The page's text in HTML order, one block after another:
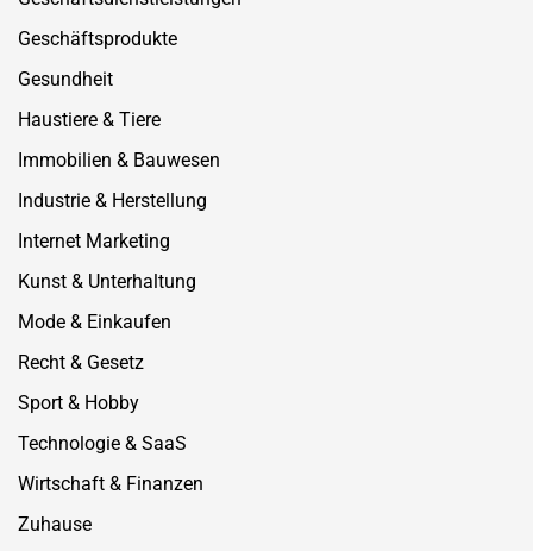
Geschäftsprodukte
Gesundheit
Haustiere & Tiere
Immobilien & Bauwesen
Industrie & Herstellung
Internet Marketing
Kunst & Unterhaltung
Mode & Einkaufen
Recht & Gesetz
Sport & Hobby
Technologie & SaaS
Wirtschaft & Finanzen
Zuhause